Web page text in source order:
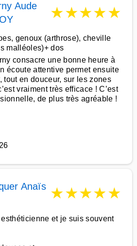
Aude
★★★★★
genoux (arthrose), cheville
malléoles)+ dos
consacre une bonne heure à
écoute attentive permet ensuite
tout en douceur, sur les zones
vraiment très efficace ! C’est
de plus très agréable !
Anaïs ★★★★★
et je suis souvent